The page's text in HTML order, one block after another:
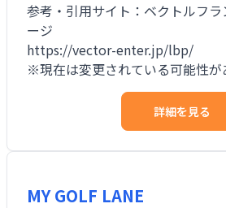
参考・引用サイト：ベクトルフ
ージ
https://vector-enter.jp/lbp/
※現在は変更されている可能性が
詳細を見る
MY GOLF LANE